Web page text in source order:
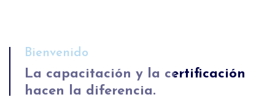
Bienvenido
La capacitación y la certificación
hacen la diferencia.